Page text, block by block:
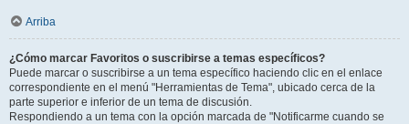
Arriba
¿Cómo marcar Favoritos o suscribirse a temas específicos?
Puede marcar o suscribirse a un tema específico haciendo clic en el enlace
correspondiente en el menú "Herramientas de Tema", ubicado cerca de la
parte superior e inferior de un tema de discusión.
Respondiendo a un tema con la opción marcada de "Notificarme cuando se